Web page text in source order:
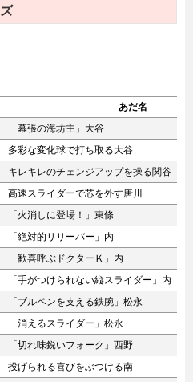
あだ名
「幕張の海坊主」大谷
多彩な変化球で打ち取る大谷
キレキレのチェンジアップを操る関谷
高速スライダーで芯を外す唐川
「火消しに登場！」東條
「絶対的リリーバー」内
「歓喜呼ぶドクターＫ」内
「手がつけられない縦スライダー」内
「ブルペンを支える鉄腕」松永
「消えるスライダー」松永
「切れ味鋭いフォーク」西野
投げられる喜びをぶつける南